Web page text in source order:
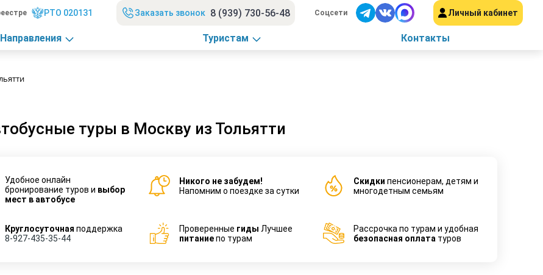
РТО 020131 Заказать звонок 8 (939) 730-56-48 Соцсети Личный кабинет
Направления Туристам Контакты
туры в Москву из Тольятти
Удобное онлайн
бронирование туров и выбор
мест в автобусе
Никого не забудем!
Напомним о поездке за сутки
Cкидки пенсионерам, детям и
многодетным семьям
Круглосуточная поддержка
8-927-435-35-44
Проверенные гиды Лучшее
питаниепо турам
Рассрочка по турам и удобная
безопасная оплата туров